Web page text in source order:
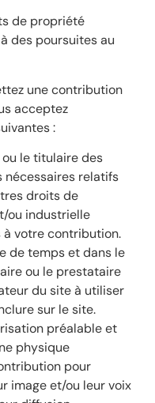
de propriété
des poursuites au
une contribution
acceptez
:
le titulaire des
relatifs
droits de
ou industrielle
votre contribution.
de temps et dans le
ou le prestataire
du site à utiliser
sur le site.
préalable et
physique
pour
image et/ou leur voix